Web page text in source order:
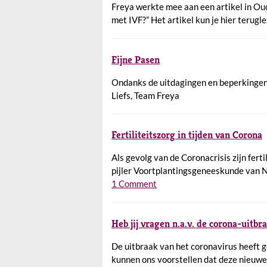
Freya werkte mee aan een artikel in
met IVF?” Het artikel kun je hier
Fijne Pasen
Ondanks de uitdagingen en
Liefs, Team Freya
Fertiliteitszorg in tijden van Corona
Als gevolg van de Coronacrisis zijn
pijler Voortplantingsgeneeskunde van
1 Comment
Heb jij vragen n.a.v. de corona-
De uitbraak van het coronavirus heeft
kunnen ons voorstellen dat deze